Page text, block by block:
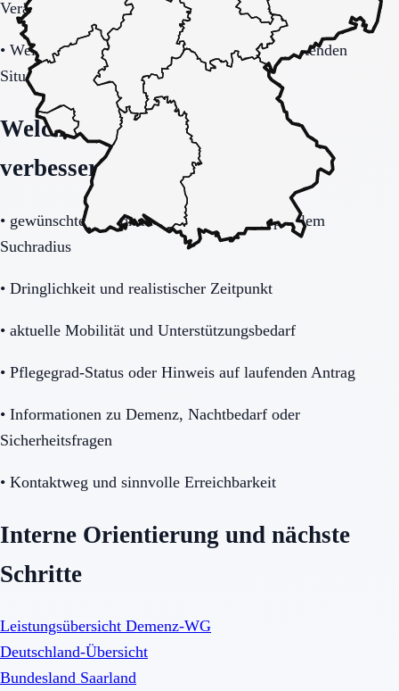
Veränderungen eingebunden?
• Welche Betreuung gibt es nachts und in belastenden
Situationen?
Welche Angaben die Anfrage
verbessern
• gewünschte Region in Saarland mit akzeptablem
Suchradius
• Dringlichkeit und realistischer Zeitpunkt
• aktuelle Mobilität und Unterstützungsbedarf
• Pflegegrad-Status oder Hinweis auf laufenden Antrag
• Informationen zu Demenz, Nachtbedarf oder
Sicherheitsfragen
• Kontaktweg und sinnvolle Erreichbarkeit
Interne Orientierung und nächste
Schritte
Leistungsübersicht Demenz-WG
Deutschland-Übersicht
Bundesland Saarland